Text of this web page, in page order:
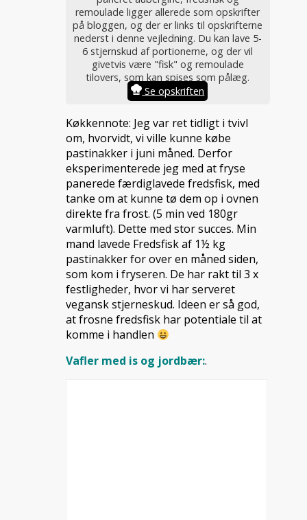
remoulade ligger allerede som opskrifter
på bloggen, og der er links til opskrifterne
nederst i denne vejledning. Du kan lave 5-
6 stjernskud af portionerne, og der vil
givetvis være "fisk" og remoulade
tilovers, som kan spises som pålæg.
Se opskriften
Køkkennote: Jeg var ret tidligt i tvivl
om, hvorvidt, vi ville kunne købe
pastinakker i juni måned. Derfor
eksperimenterede jeg med at fryse
panerede færdiglavede fredsfisk, med
tanke om at kunne tø dem op i ovnen
direkte fra frost. (5 min ved 180gr
varmluft). Dette med stor succes. Min
mand lavede Fredsfisk af 1½ kg
pastinakker for over en måned siden,
som kom i fryseren. De har rakt til 3 x
festligheder, hvor vi har serveret
vegansk stjerneskud. Ideen er så god,
at frosne fredsfisk har potentiale til at
komme i handlen
Vafler med is og jordbær:.